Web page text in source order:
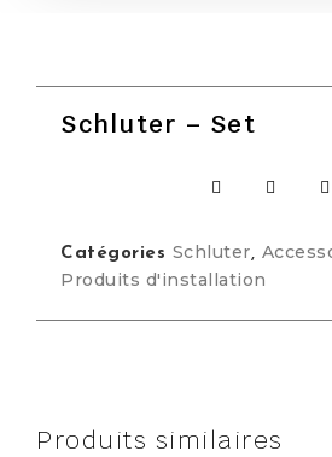
Schluter – Set
Catégories Schluter,
Produits d'installation
Produits similaires